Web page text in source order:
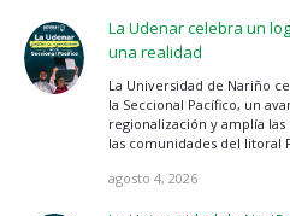
La Udenar celebra un
una realidad
La Universidad de Nariño
la Seccional Pacífico, un
regionalización y amplía
las comunidades del litoral
agosto 4, 2026